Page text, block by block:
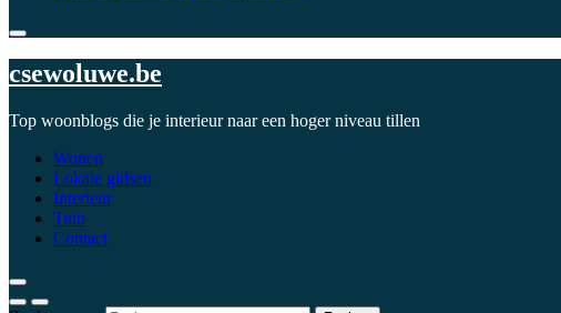
csewoluwe.be
Top woonblogs die je interieur naar een hoger niveau tillen
Wonen
Lokale gidsen
Interieur
Tuin
Contact